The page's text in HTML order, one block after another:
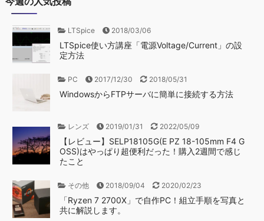
LTSpice 2018/03/06
LTSpice使い方講座「電源Voltage/Current」の設
定方法
PC 2017/12/30 2018/05/31
WindowsからFTPサーバに簡単に接続する方法
レンズ 2019/01/31 2022/05/09
【レビュー】SELP18105G(E PZ 18-105mm F4 G
OSS)はやっぱり超便利だった！購入2週間で感じ
たこと
その他 2018/09/04 2020/02/23
「Ryzen 7 2700X」で自作PC！組立手順を写真と
共に解説します。